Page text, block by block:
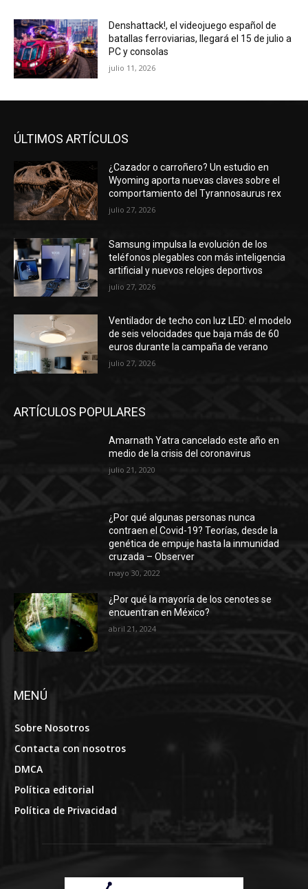
Denshattack!, el videojuego español de
batallas ferroviarias, llegará el 15 de julio a
PC y consolas
julio 11, 2026
ÚLTIMOS ARTÍCULOS
¿Cazador o carroñero? Un estudio en
Wyoming aporta nuevas claves sobre el
comportamiento del Tyrannosaurus rex
julio 27, 2026
Samsung impulsa la evolución de los
teléfonos plegables con más inteligencia
artificial y nuevos relojes deportivos
julio 27, 2026
Ventilador de techo con luz LED: el modelo
de seis velocidades que baja más de 60
euros durante la campaña de verano
julio 27, 2026
ARTÍCULOS POPULARES
Amarnath Yatra cancelado este año en
medio de la crisis del coronavirus
julio 21, 2020
¿Por qué algunas personas nunca
contraen el Covid-19? Teorías, desde la
genética de empuje hasta la inmunidad
cruzada – Observer
mayo 30, 2022
¿Por qué la mayoría de los cenotes se
encuentran en México?
abril 21, 2024
MENÚ
Sobre Nosotros
Contacta con nosotros
DMCA
Política editorial
Política de Privacidad